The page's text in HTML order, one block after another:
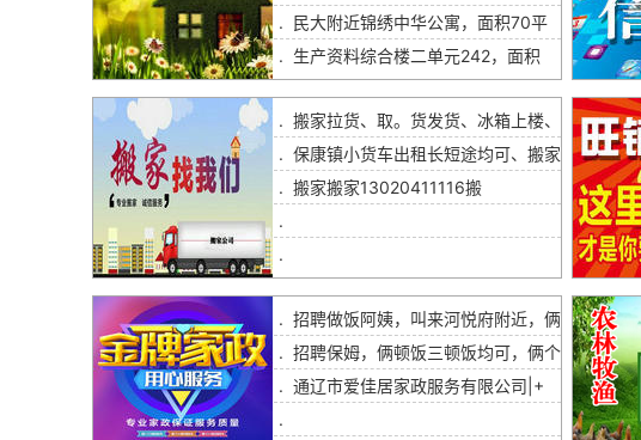
. 民大附近锦绣中华公寓，面积70平
. 生产资料综合楼二单元242，面积
. 搬家拉货、取。货发货、冰箱上楼、
. 保康镇小货车出租长短途均可、搬家
. 搬家搬家13020411116搬
.
.
. 招聘做饭阿姨，叫来河悦府附近，俩
. 招聘保姆，俩顿饭三顿饭均可，俩个
. 通辽市爱佳居家政服务有限公司|+
.